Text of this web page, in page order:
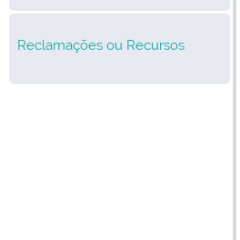
Reclamações ou Recursos